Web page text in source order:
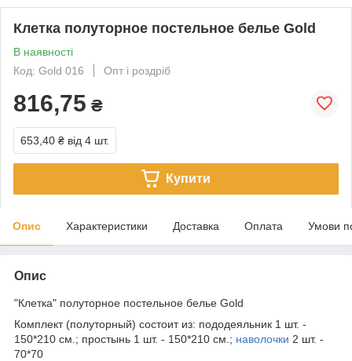
Клетка полуторное постельное белье Gold
В наявності
Код: Gold 016
Опт і роздріб
816,75 ₴
653,40 ₴ від 4 шт.
Купити
Опис Характеристики Доставка Оплата Умови
Опис
"Клетка" полуторное постельное белье Gold
Комплект (полуторный) состоит из: пододеяльник 1 шт. -
150*210 см.; простынь 1 шт. - 150*210 см.; наволочки 2 шт. -
70*70